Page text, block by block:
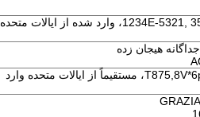
کنترلر کرتیس 1234E-5321, 350A، وارد شده از ایالات متحده
باتری تروجان، T875,8V*6pcs، مستقیماً از ایالات متحده وارد